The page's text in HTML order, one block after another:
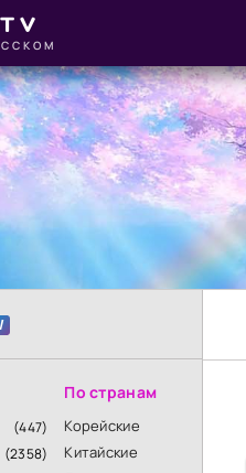
(447)
(2358)
По странам
Корейские
Китайские